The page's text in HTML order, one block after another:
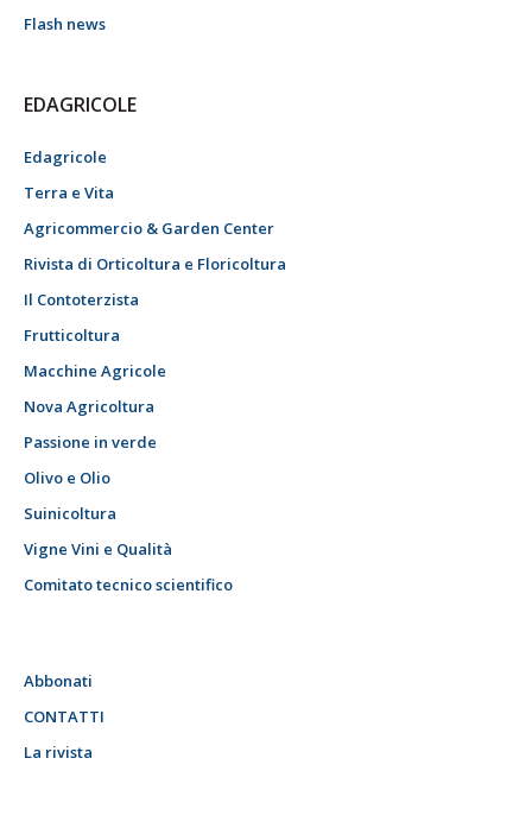
Flash news
EDAGRICOLE
Edagricole
Terra e Vita
Agricommercio & Garden Center
Rivista di Orticoltura e Floricoltura
Il Contoterzista
Frutticoltura
Macchine Agricole
Nova Agricoltura
Passione in verde
Olivo e Olio
Suinicoltura
Vigne Vini e Qualità
Comitato tecnico scientifico
Abbonati
CONTATTI
La rivista